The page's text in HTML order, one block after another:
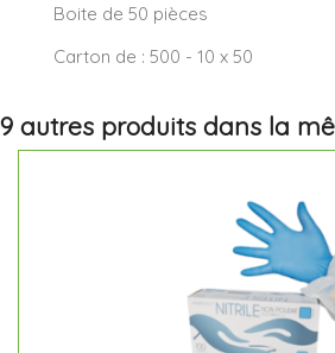
Boite de 50 pièces
Carton de : 500 - 10 x 50
9 autres produits dans la